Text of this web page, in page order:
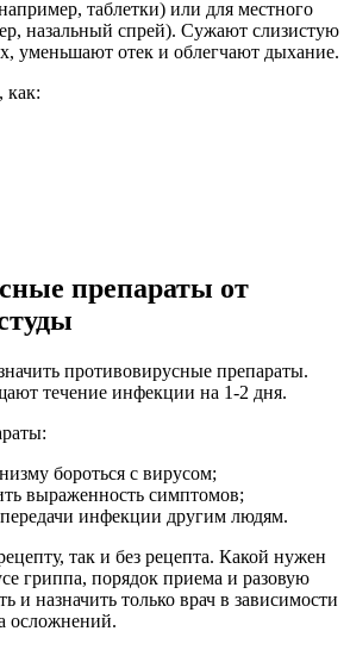
таблетки) или для местного
назальный спрей). Сужают слизистую
уменьшают отек и облегчают дыхание.
как:
препараты от
противовирусные препараты.
течение инфекции на 1-2 дня.
бороться с вирусом;
выраженность симптомов;
инфекции другим людям.
так и без рецепта. Какой нужен
гриппа, порядок приема и разовую
и назначить только врач в зависимости
осложнений.